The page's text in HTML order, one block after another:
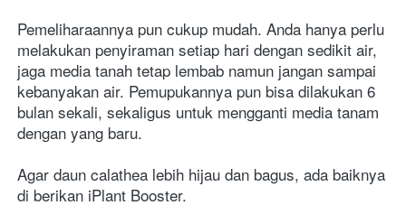
Pemeliharaannya pun cukup mudah. Anda hanya perlu
melakukan penyiraman setiap hari dengan sedikit air,
jaga media tanah tetap lembab namun jangan sampai
kebanyakan air. Pemupukannya pun bisa dilakukan 6
bulan sekali, sekaligus untuk mengganti media tanam
dengan yang baru.
Agar daun calathea lebih hijau dan bagus, ada baiknya
di berikan iPlant Booster.